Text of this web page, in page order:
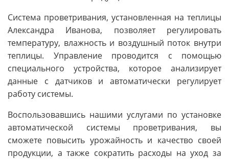
Система проветривания, установленная на теплицы
Александра Иванова, позволяет регулировать
температуру, влажность и воздушный поток внутри
теплицы. Управление проводится с помощью
специального устройства, которое анализирует
данные с датчиков и автоматически регулирует
работу системы.
Воспользовавшись нашими услугами по установке
автоматической системы проветривания, вы
сможете повысить урожайность и качество своей
продукции, а также сократить расходы на уход за